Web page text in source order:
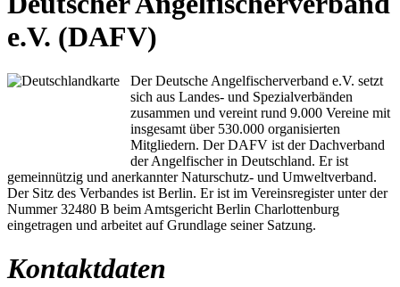
e.V. (DAFV)
Der Deutsche Angelfischerverband e.V. setzt
sich aus Landes- und Spezialverbänden
zusammen und vereint rund 9.000 Vereine mit
insgesamt über 530.000 organisierten
Mitgliedern. Der DAFV ist der Dachverband
der Angelfischer in Deutschland. Er ist
gemeinnützig und anerkannter Naturschutz- und Umweltverband.
Der Sitz des Verbandes ist Berlin. Er ist im Vereinsregister unter der
Nummer 32480 B beim Amtsgericht Berlin Charlottenburg
eingetragen und arbeitet auf Grundlage seiner Satzung.
Kontaktdaten